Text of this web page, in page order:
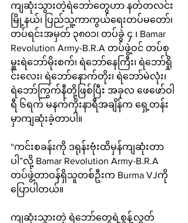
ကျဆုံးသွားတဲ့ရဲဘော်တွေဟာ နတ်တလင်း
မြို့နယ်၊ ပြည်သူ့ကာကွယ်ရေးတပ်မတော်၊
တပ်ရင်းအမှတ် ၃၈၀၁၊ တပ်ခွဲ ၄ ၊ Bamar
Revolution Army-B.R.A တပ်ဖွဲ့ဝင် တပ်စု
မှူးရဲဘော်မိုးစက်၊ ရဲဘော်နေကြီး၊ ရဲဘော်ရှို
င်းလေး၊ ရဲဘော်နောက်တိုး၊ ရဲဘော်မဲလုံး၊
ရဲဘော်ကြွက်နီတို့ဖြစ်ပြီး အခုလ ဖေ‌ဖော်ဝါ
ရီ ၆ရက် မနက်ကိုးနာရီအချိန်က ရှေ့တန်း
မှာကျဆုံးခဲ့တာပါ။
“ကင်းစခန်းကို ဒရုန်းဗုံးထိမှန်ကျဆုံးတာ
ပါ”လို့ Bamar Revolution Army-B.R.A
တပ်ဖွဲ့တာဝန်ရှိသူတစ်ဦးက Burma VJကို
ပြောပါတယ်။
ကျဆုံးသွားတဲ့ ရဲဘော်တွေရဲ့စွန့်လွှတ်